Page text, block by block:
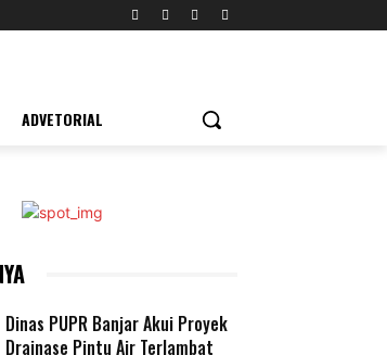
ADVETORIAL
Dinas PUPR Banjar Akui Proyek
Drainase Pintu Air Terlambat